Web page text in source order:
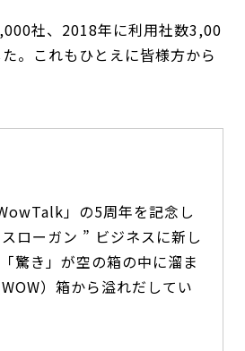
社、2018年に利用社数3,00
。これもひとえに皆様方から
」の5周年を記念し
ローガン ” ビジネスに新し
驚き」が空の箱の中に溜ま
）箱から溢れだしてい